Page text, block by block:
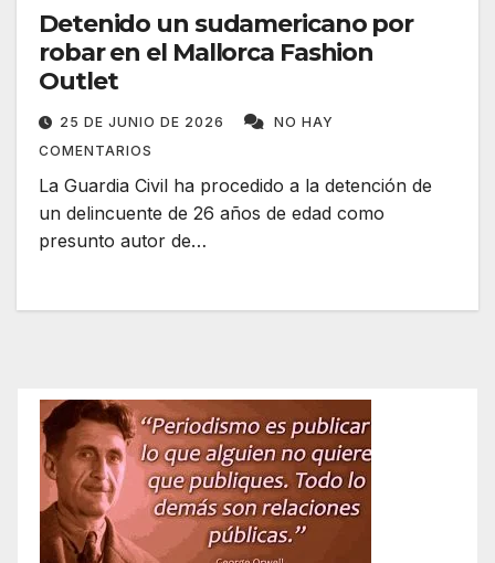
Detenido un sudamericano por
robar en el Mallorca Fashion
Outlet
25 DE JUNIO DE 2026
NO HAY
COMENTARIOS
La Guardia Civil ha procedido a la detención de
un delincuente de 26 años de edad como
presunto autor de…